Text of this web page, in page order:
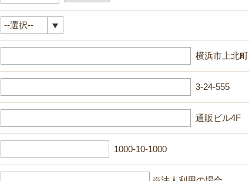
横浜市上北町
3-24-555
通販ビル4F
1000-10-1000